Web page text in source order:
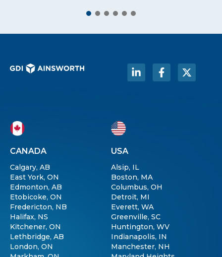
CANADA
Calgary, AB
East York, ON
Edmonton, AB
Etobicoke, ON
Fredericton, NB
Halifax, NS
Kitchener, ON
Lethbridge, AB
London, ON
USA
Alsip, IL
Boston, MA
Columbus, OH
Detroit, MI
Everett, WA
Greenville, SC
Huntington, WV
Indianapolis, IN
Manchester, NH